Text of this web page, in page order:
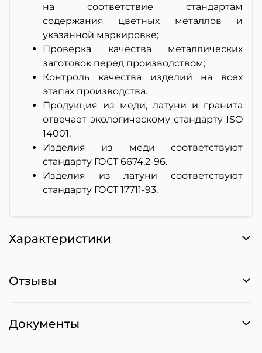
на соответствие стандартам
содержания цветных металлов и
указанной маркировке;
Проверка качества металлических
заготовок перед производством;
Контроль качества изделий на всех
этапах производства.
Продукция из меди, латуни и гранита
отвечает экологическому стандарту ISO
14001.
Изделия из меди соответствуют
стандарту ГОСТ 6674.2-96.
Изделия из латуни соответствуют
стандарту ГОСТ 17711-93.
Характеристики
Отзывы
Документы